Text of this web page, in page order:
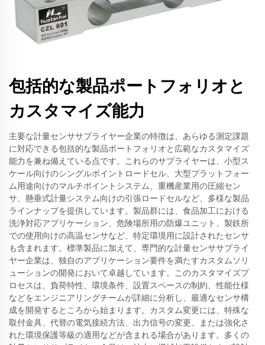
包括的な製品ポートフォリオと
カスタマイズ能力
主要な計量センササプライヤー企業の特徴は、あらゆる測定課題
に対応できる包括的な製品ポートフォリオと広範なカスタマイズ
能力を兼ね備えている点です。これらのサプライヤーは、小型ス
ケール向けのシングルポイントロードセル、大型プラットフォー
ム用途向けのマルチポイントシステム、重機産業用の圧縮セン
サ、懸垂式計量システム向けの引張ロードセルなど、多様な製品
ラインナップを提供しています。製品群には、食品加工における
洗浄対応アプリケーション、危険場所用の防爆ユニット、製鉄所
での使用向けの高温センサなど、特定環境用に設計されたセンサ
も含まれます。標準製品に加えて、専門的な計量センササプライ
ヤー企業は、独自のアプリケーション要件を満たすカスタムソリ
ューションの開発において卓越しています。このカスタマイズプ
ロセスは、負荷特性、環境条件、設置スペースの制約、性能仕様
などをエンジニアリングチームが詳細に分析し、最適なセンサ構
成を開発するところから始まります。カスタム変更には、特殊な
取付金具、代替の電気接続方法、出力信号の変更、または強化さ
れた環境保護等級の適用などが含まれる場合があります。多くの